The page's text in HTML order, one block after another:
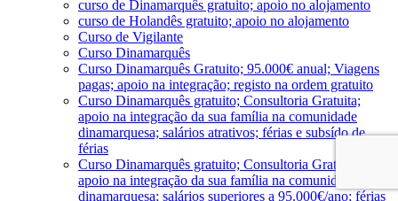
curso de Dinamarquês gratuito; apoio no alojamento
curso de Holandês gratuito; apoio no alojamento
Curso de Vigilante
Curso Dinamarquês
Curso Dinamarquês Gratuito; 95.000€ anual; Viagens
pagas; apoio na integração; registo na ordem gratuito
Curso Dinamarquês gratuito; Consultoria Gratuita;
apoio na integração da sua família na comunidade
dinamarquesa; salários atrativos; férias e subsído de
férias
Curso Dinamarquês gratuito; Consultoria Gratuita;
apoio na integração da sua família na comunidade
dinamarquesa; salários superiores a 95.000€/ano; férias